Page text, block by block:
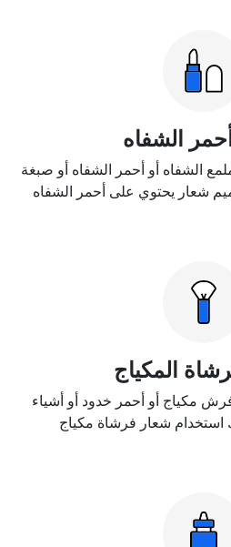
الشفاه
الشفاه أو أحمر الشفاه أو صبغة
المكياج
مكياج أو أحمر خدود أو أشياء